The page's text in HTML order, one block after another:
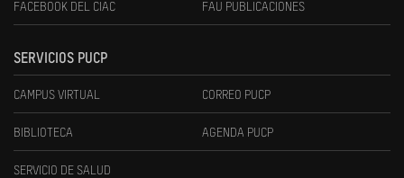
FACEBOOK DEL CIAC FAU PUBLICACIONES
SERVICIOS PUCP
CAMPUS VIRTUAL CORREO PUCP
BIBLIOTECA AGENDA PUCP
SERVICIO DE SALUD